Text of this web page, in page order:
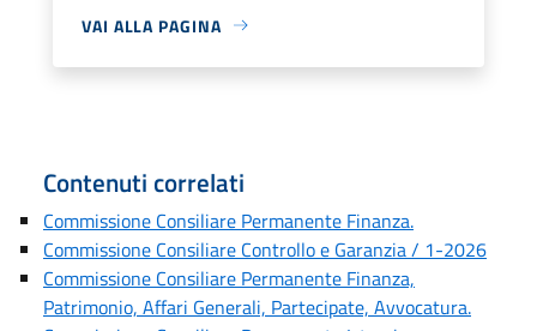
VAI ALLA PAGINA
Contenuti correlati
Commissione Consiliare Permanente Finanza.
Commissione Consiliare Controllo e Garanzia / 1-2026
Commissione Consiliare Permanente Finanza,
Patrimonio, Affari Generali, Partecipate, Avvocatura.